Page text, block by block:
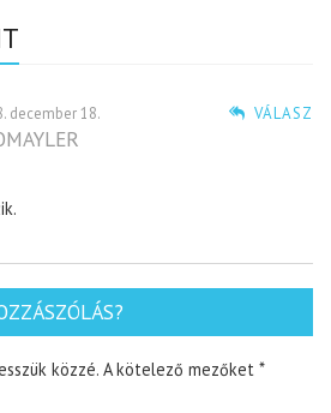
VÁLASZ
december 18.
közzé. A kötelező mezőket*